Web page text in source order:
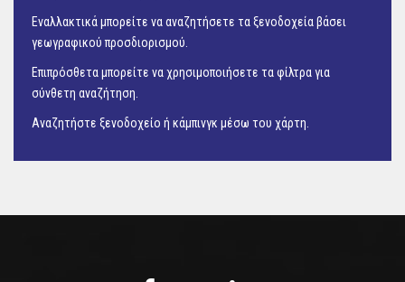
Εναλλακτικά μπορείτε να αναζητήσετε τα ξενοδοχεία βάσει
γεωγραφικού προσδιορισμού.
Επιπρόσθετα μπορείτε να χρησιμοποιήσετε τα φίλτρα για
σύνθετη αναζήτηση.
Αναζητήστε ξενοδοχείο ή κάμπινγκ μέσω του χάρτη.